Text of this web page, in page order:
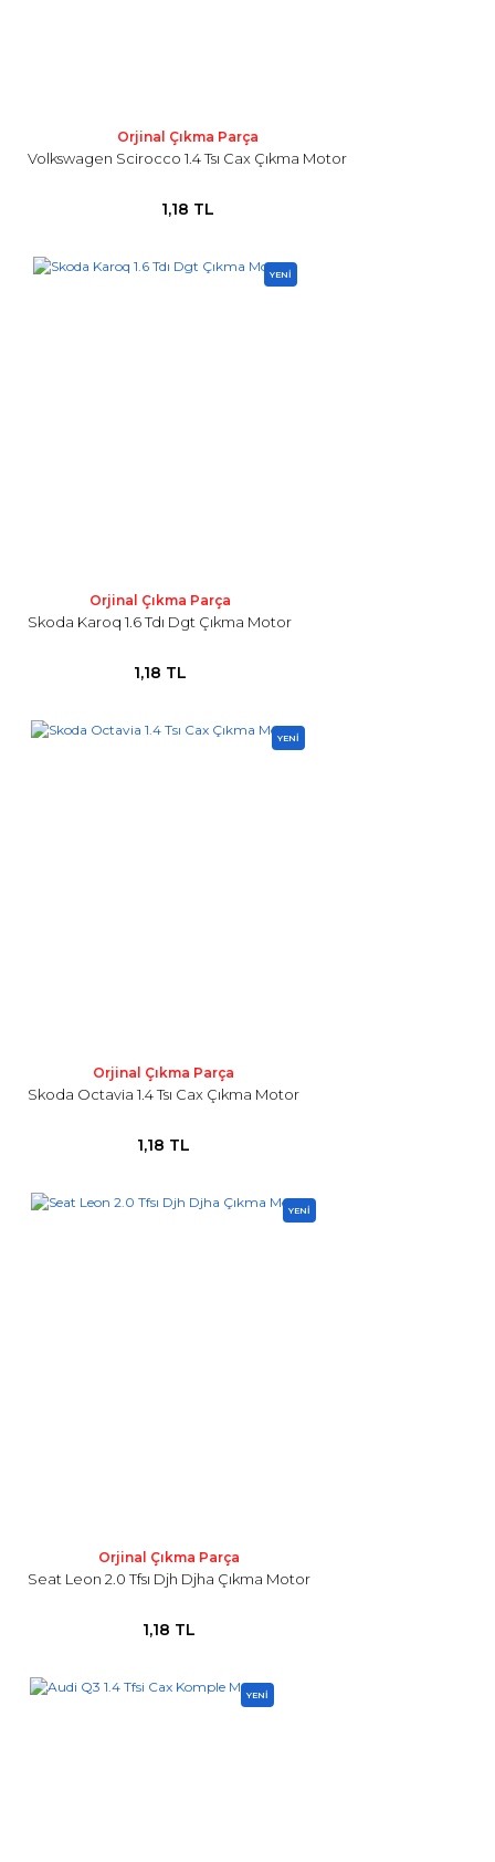
Orjinal Çıkma Parça
Volkswagen Scirocco 1.4 Tsı Cax Çıkma Motor
1,18 TL
YENİ
Orjinal Çıkma Parça
Skoda Karoq 1.6 Tdı Dgt Çıkma Motor
1,18 TL
YENİ
Orjinal Çıkma Parça
Skoda Octavia 1.4 Tsı Cax Çıkma Motor
1,18 TL
YENİ
Orjinal Çıkma Parça
Seat Leon 2.0 Tfsı Djh Djha Çıkma Motor
1,18 TL
YENİ